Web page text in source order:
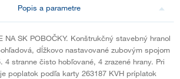
Popis a parametre
NA SK POBOČKY. Konštrukčný stavebný hranol
dĺžkovo nastavované zubovým spojom
4 stranne čisto hobľované, 4 zrazené hrany. Pri
poplatok podľa karty 263187 KVH príplatok